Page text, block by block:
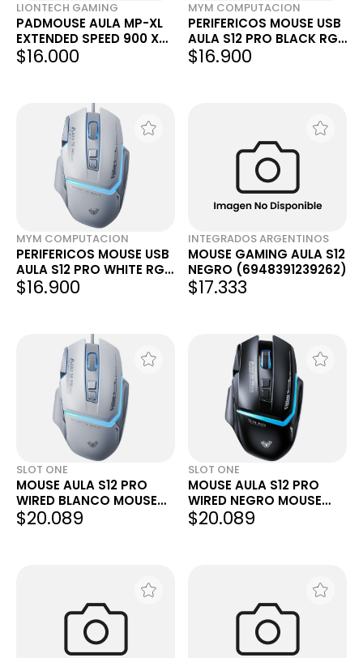
LIONTECH GAMING
PADMOUSE AULA MP-XL
EXTENDED SPEED 900 X
400 X 3MM NEGRO
$16.000
MYM COMPUTACION
PERIFERICOS MOUSE USB
AULA S12 PRO BLACK RGB
GAMER
$16.900
MYM COMPUTACION
PERIFERICOS MOUSE USB
AULA S12 PRO WHITE RGB
GAMER
$16.900
INTEGRADOS ARGENTINOS
MOUSE GAMING AULA S12
NEGRO (6948391239262)
$17.333
SLOT ONE
MOUSE AULA S12 PRO
WIRED BLANCO MOUSE
USB RGB 12800 DPI 7D
$20.089
SLOT ONE
MOUSE AULA S12 PRO
WIRED NEGRO MOUSE
USB RGB 12800 DPI 7D
$20.089